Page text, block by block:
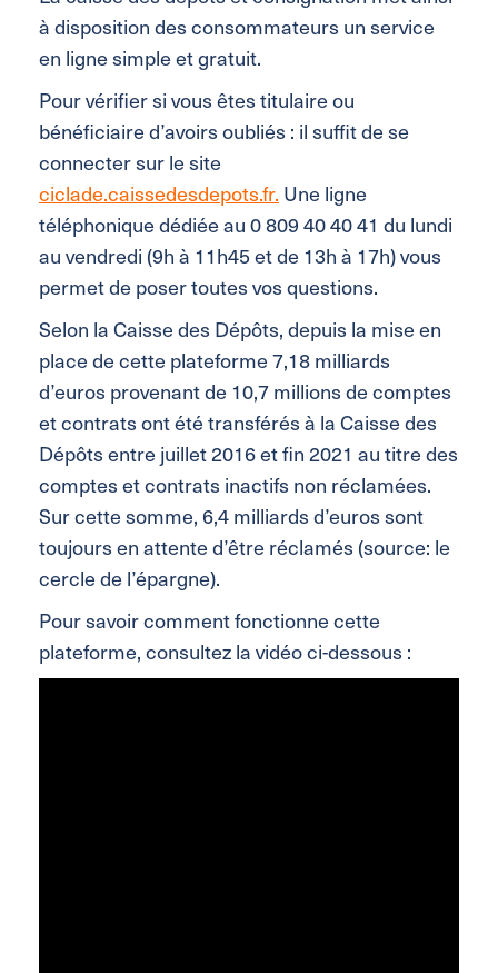
à disposition des consommateurs un service
en ligne simple et gratuit.
Pour vérifier si vous êtes titulaire ou
bénéficiaire d’avoirs oubliés : il suffit de se
connecter sur le site
ciclade.caissedesdepots.fr. Une ligne
téléphonique dédiée au 0 809 40 40 41 du lundi
au vendredi (9h à 11h45 et de 13h à 17h) vous
permet de poser toutes vos questions.
Selon la Caisse des Dépôts, depuis la mise en
place de cette plateforme 7,18 milliards
d’euros provenant de 10,7 millions de comptes
et contrats ont été transférés à la Caisse des
Dépôts entre juillet 2016 et fin 2021 au titre des
comptes et contrats inactifs non réclamées.
Sur cette somme, 6,4 milliards d’euros sont
toujours en attente d’être réclamés (source: le
cercle de l’épargne).
Pour savoir comment fonctionne cette
plateforme, consultez la vidéo ci-dessous :